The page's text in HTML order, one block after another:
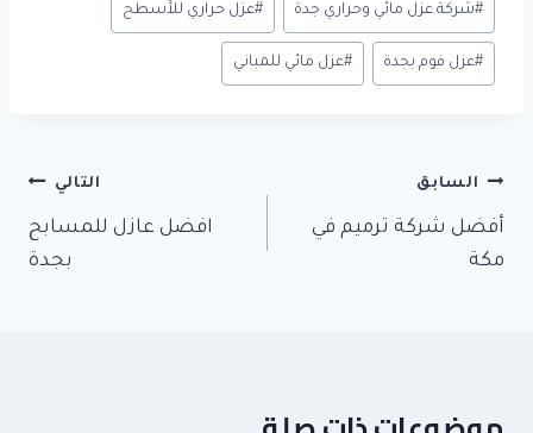
b
o
er
e
المقال:
#شركة عزل مائي وحراري جدة #عزل حراري للأسطح
#عزل فوم بجدة #عزل مائي للمباني
تصفّح
المقالات
السابق
أفضل شركة ترميم في
مكة
التالي
افضل عازل للمسابح
بجدة